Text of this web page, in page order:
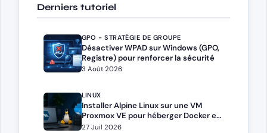
Derniers tutoriel
GPO - STRATÉGIE DE GROUPE
Désactiver WPAD sur Windows (GPO,
Registre) pour renforcer la sécurité
3 Août 2026
LINUX
Installer Alpine Linux sur une VM
Proxmox VE pour héberger Docker et
Docker Compose
27 Juil 2026